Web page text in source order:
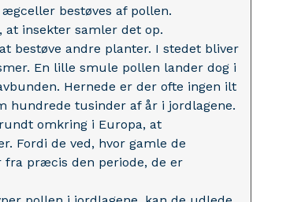
bestøves af pollen.
insekter samler det op.
bestøve andre planter. I stedet bliver
En lille smule pollen lander dog i
Hernede er der ofte ingen ilt
hundrede tusinder af år i jordlagene.
omkring i Europa, at
Fordi de ved, hvor gamle de
fra præcis den periode, de er